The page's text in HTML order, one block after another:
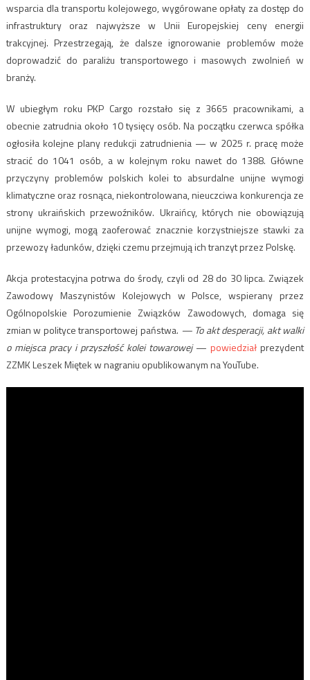
wsparcia dla transportu kolejowego, wygórowane opłaty za dostęp do
infrastruktury oraz najwyższe w Unii Europejskiej ceny energii
trakcyjnej. Przestrzegają, że dalsze ignorowanie problemów może
doprowadzić do paraliżu transportowego i masowych zwolnień w
branży.
W ubiegłym roku PKP Cargo rozstało się z 3665 pracownikami, a
obecnie zatrudnia około 10 tysięcy osób. Na początku czerwca spółka
ogłosiła kolejne plany redukcji zatrudnienia — w 2025 r. pracę może
stracić do 1041 osób, a w kolejnym roku nawet do 1388. Główne
przyczyny problemów polskich kolei to absurdalne unijne wymogi
klimatyczne oraz rosnąca, niekontrolowana, nieuczciwa konkurencja ze
strony ukraińskich przewoźników. Ukraińcy, których nie obowiązują
unijne wymogi, mogą zaoferować znacznie korzystniejsze stawki za
przewozy ładunków, dzięki czemu przejmują ich tranzyt przez Polskę.
Akcja protestacyjna potrwa do środy, czyli od 28 do 30 lipca. Związek
Zawodowy Maszynistów Kolejowych w Polsce, wspierany przez
Ogólnopolskie Porozumienie Związków Zawodowych, domaga się
zmian w polityce transportowej państwa. — To akt desperacji, akt walki
o miejsca pracy i przyszłość kolei towarowej—powiedział prezydent
ZZMK Leszek Miętek w nagraniu opublikowanym na YouTube.